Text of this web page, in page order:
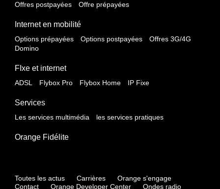
Offres postpayées Offre prépayées
Internet en mobilité
Options prépayées Options postpayées
Offres 3G/4G
Domino
FIxe et internet
ADSL Flybox Pro Flybox Home IP Fixe
Services
Les services multimédia les services pratiques
Orange Fidélite
Toutes les actus Carrières
Orange s'engage
Contact
Orange Developer Center Ondes radio